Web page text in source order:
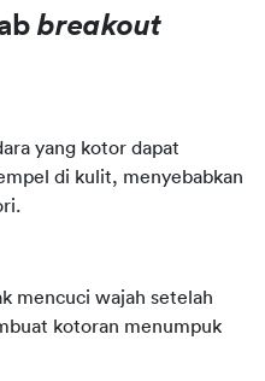
breakout
yang kotor dapat
di kulit, menyebabkan
mencuci wajah setelah
kotoran menumpuk